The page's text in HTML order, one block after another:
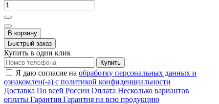
В корзину
Быстрый заказ
Купить в один клик
Купить
Я даю согласие на обработку персональных данных и
ознакомлен(-а) с политикой конфиденциальности
Доставка По всей России Оплата Несколько вариантов
оплаты Гарантия Гарантия на всю продукцию